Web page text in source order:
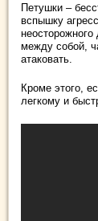
Петушки –
вспышку
между собой,
атаковать.
Кроме этого,
легкому и